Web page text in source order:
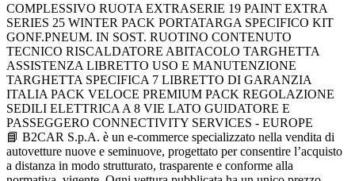
COMPLESSIVO RUOTA EXTRASERIE 19 PAINT EXTRA
SERIES 25 WINTER PACK PORTATARGA SPECIFICO KIT
GONF.PNEUM. IN SOST. RUOTINO CONTENUTO
TECNICO RISCALDATORE ABITACOLO TARGHETTA
ASSISTENZA LIBRETTO USO E MANUTENZIONE
TARGHETTA SPECIFICA 7 LIBRETTO DI GARANZIA
ITALIA PACK VELOCE PREMIUM PACK REGOLAZIONE
SEDILI ELETTRICA A 8 VIE LATO GUIDATORE E
PASSEGGERO CONNECTIVITY SERVICES - EUROPE
📘 B2CAR S.p.A. è un e-commerce specializzato nella vendita di
autovetture nuove e seminuove, progettato per consentire l’acquisto
a distanza in modo strutturato, trasparente e conforme alla